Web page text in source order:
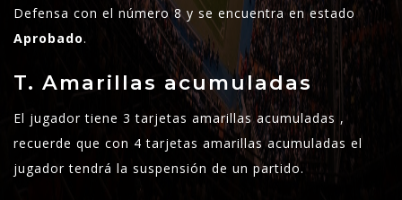
Defensa con el número 8 y se encuentra en estado
Aprobado.
T. Amarillas acumuladas
El jugador tiene 3 tarjetas amarillas acumuladas ,
recuerde que con 4 tarjetas amarillas acumuladas el
jugador tendrá la suspensión de un partido.